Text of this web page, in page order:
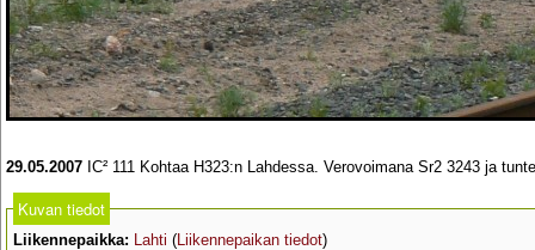
29.05.2007 IC² 111 Kohtaa H323:n Lahdessa. Verovoimana Sr2 3243 ja
Kuvan tiedot
Liikennepaikka: Lahti (Liikennepaikan tiedot)